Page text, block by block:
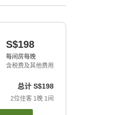
S$198
每间房每晚
含税费及其他费用
总计 S$198
2位住客 1 晚 1 间